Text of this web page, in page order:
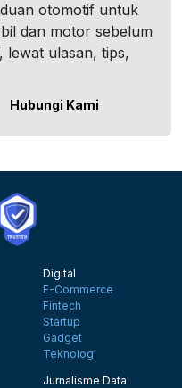
otomotif untuk
dan motor sebelum
lewat ulasan, tips,
Hubungi Kami
Digital
E-Commerce
Fintech
Startup
Gadget
Teknologi
Jurnalisme Data